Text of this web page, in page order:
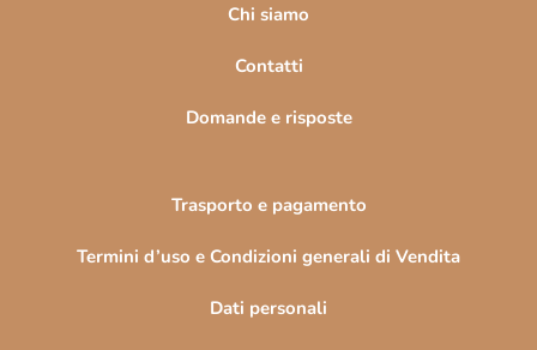
Chi siamo
Contatti
Domande e risposte
Trasporto e pagamento
Termini d’uso e Condizioni generali di Vendita
Dati personali